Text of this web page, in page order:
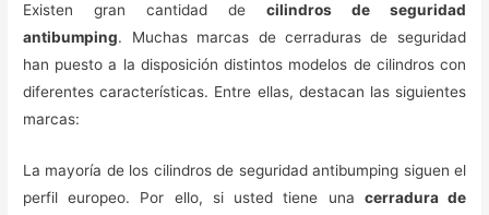
Existen gran cantidad de cilindros de seguridad
antibumping. Muchas marcas de cerraduras de seguridad
han puesto a la disposición distintos modelos de cilindros con
diferentes características. Entre ellas, destacan las siguientes
marcas:
La mayoría de los cilindros de seguridad antibumping siguen el
perfil europeo. Por ello, si usted tiene una cerradura de